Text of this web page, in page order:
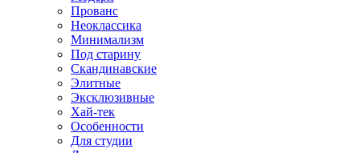
Прованс
Неоклассика
Минимализм
Под старину
Скандинавские
Элитные
Эксклюзивные
Хай-тек
Особенности
Для студии